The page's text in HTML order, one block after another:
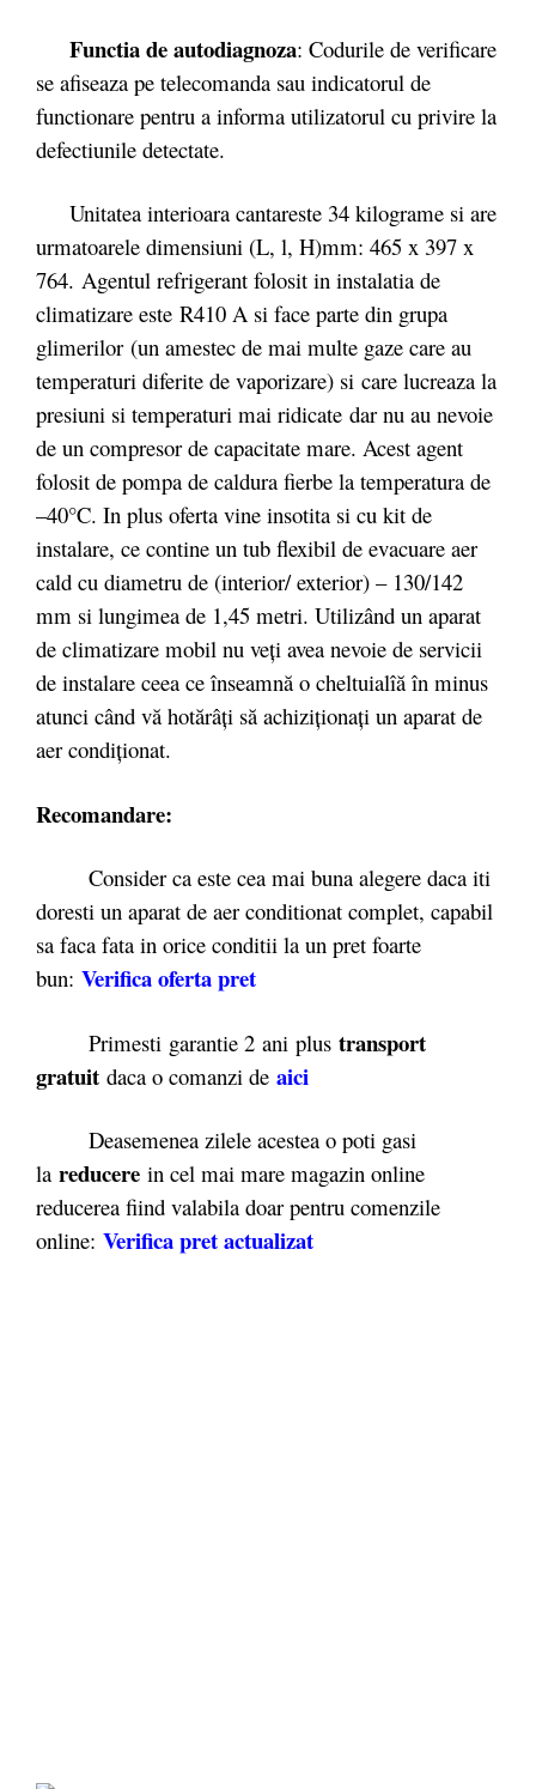
Functia de autodiagnoza: Codurile de verificare
se afiseaza pe telecomanda sau indicatorul de
functionare pentru a informa utilizatorul cu privire la
defectiunile detectate.
Unitatea interioara cantareste 34 kilograme si are
urmatoarele dimensiuni (L, l, H)mm: 465 x 397 x
764. Agentul refrigerant folosit in instalatia de
climatizare este R410 A si face parte din grupa
glimerilor (un amestec de mai multe gaze care au
temperaturi diferite de vaporizare) si care lucreaza la
presiuni si temperaturi mai ridicate dar nu au nevoie
de un compresor de capacitate mare. Acest agent
folosit de pompa de caldura fierbe la temperatura de
–40°C. In plus oferta vine insotita si cu kit de
instalare, ce contine un tub flexibil de evacuare aer
cald cu diametru de (interior/ exterior) – 130/142
mm si lungimea de 1,45 metri. Utilizând un aparat
de climatizare mobil nu veți avea nevoie de servicii
de instalare ceea ce înseamnă o cheltuialîă în minus
atunci când vă hotărâți să achiziționați un aparat de
aer condiționat.
Recomandare:
Consider ca este cea mai buna alegere daca iti
doresti un aparat de aer conditionat complet, capabil
sa faca fata in orice conditii la un pret foarte
bun: Verifica oferta pret
Primesti garantie 2 ani plus transport
gratuit daca o comanzi de aici
Deasemenea zilele acestea o poti gasi
la reducere in cel mai mare magazin online
reducerea fiind valabila doar pentru comenzile
online: Verifica pret actualizat